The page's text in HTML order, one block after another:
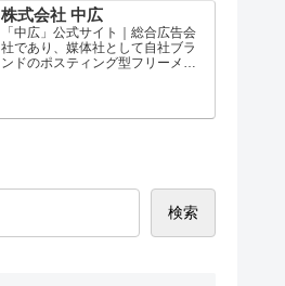
株式会社 中広
「中広」公式サイト｜総合広告会
社であり、媒体社として自社ブラ
ンドのポスティング型フリーメデ
検索